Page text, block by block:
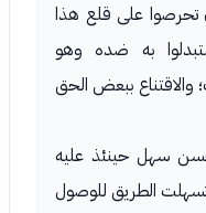
تحرصوا على قلع هذا
به ضده وهو
ببعض الحق
سهل حينئذ عليه
الطريق للوصول